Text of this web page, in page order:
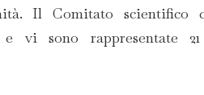
Il Comitato scientifico
vi sono rappresentate 21